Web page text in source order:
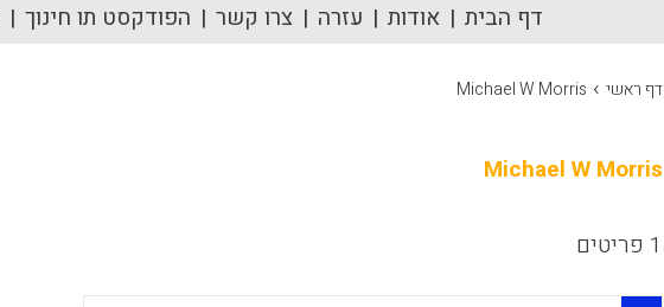
דף הבית אודות עזרה צרו קשר הפודקסט תו חינוך
דף ראשי ›
Michael W Morris
Michael W Morris
1 פריטים